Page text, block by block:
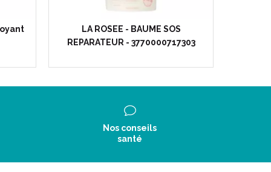
LA ROSEE - BAUME SOS
REPARATEUR - 3770000717303
Nos conseils
santé